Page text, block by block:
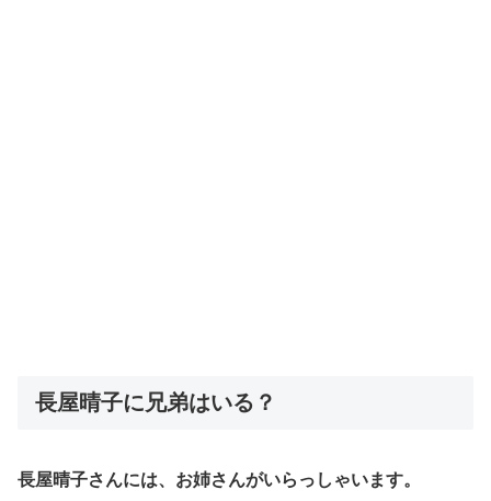
​長屋晴子に兄弟はいる？
長屋晴子さんには、お姉さんがいらっしゃいます。